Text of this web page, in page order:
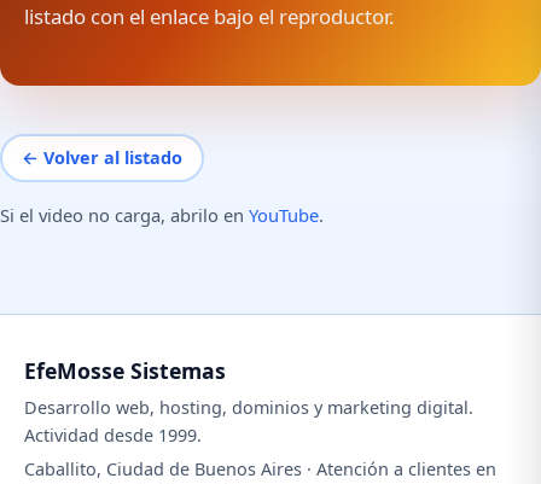
listado con el enlace bajo el reproductor.
← Volver al listado
Si el video no carga, abrilo en YouTube.
EfeMosse Sistemas
Desarrollo web, hosting, dominios y marketing digital.
Actividad desde 1999.
Caballito, Ciudad de Buenos Aires · Atención a clientes en